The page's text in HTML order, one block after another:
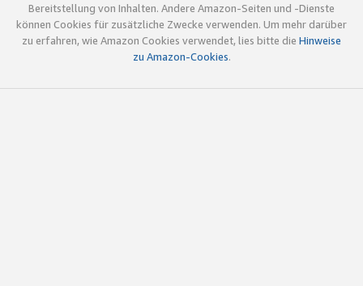
Bereitstellung von Inhalten. Andere Amazon-Seiten und -Dienste
können Cookies für zusätzliche Zwecke verwenden. Um mehr darüber
zu erfahren, wie Amazon Cookies verwendet, lies bitte die Hinweise
zu Amazon-Cookies.